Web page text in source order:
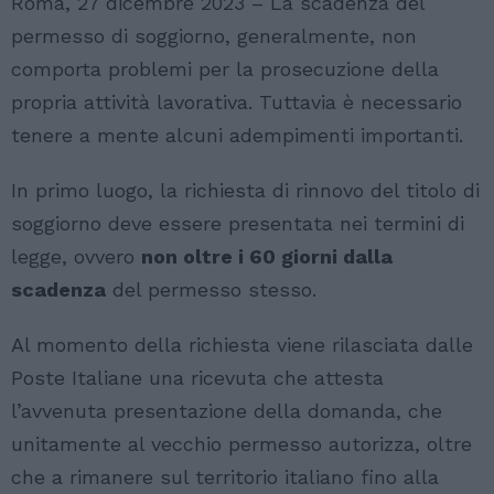
permesso di soggiorno, generalmente, non
comporta problemi per la prosecuzione della
propria attività lavorativa. Tuttavia è necessario
tenere a mente alcuni adempimenti importanti.
In primo luogo, la richiesta di rinnovo del titolo di
soggiorno deve essere presentata nei termini di
legge, ovvero non oltre i 60 giorni dalla
scadenza del permesso stesso.
Al momento della richiesta viene rilasciata dalle
Poste Italiane una ricevuta che attesta
l’avvenuta presentazione della domanda, che
unitamente al vecchio permesso autorizza, oltre
che a rimanere sul territorio italiano fino alla